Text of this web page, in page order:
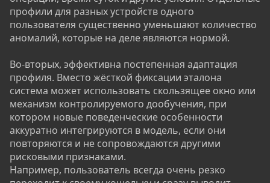
профили для разных устройств одного
пользователя существенно уменьшают количество
аномалий, которые на деле являются нормой.
Во-вторых, эффективна постепенная адаптация
профиля. Вместо жёсткой фиксации эталона
система может использовать скользящее окно или
механизм контролируемого дообучения, при
котором новые поведенческие особенности
аккуратно интегрируются в модель, если они
повторяются и не сопровождаются другими
рисковыми признаками.
Например, пользователь всегда очень резко